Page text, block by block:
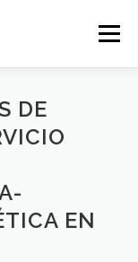
Menú
DE
EN